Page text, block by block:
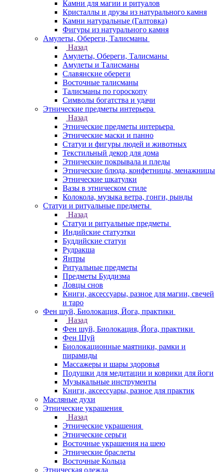
Камни для магии и ритуалов
Кристаллы и друзы из натурального камня
Камни натуральные (Галтовка)
Фигуры из натурального камня
Амулеты, Обереги, Талисманы
Назад
Амулеты, Обереги, Талисманы
Амулеты и Талисманы
Славянские обереги
Восточные талисманы
Талисманы по гороскопу
Символы богатства и удачи
Этнические предметы интерьера
Назад
Этнические предметы интерьера
Этнические маски и панно
Статуи и фигуры людей и животных
Текстильный декор для дома
Этнические покрывала и пледы
Этнические блюда, конфетницы, менажницы
Этнические шкатулки
Вазы в этническом стиле
Колокола, музыка ветра, гонги, рынды
Статуи и ритуальные предметы
Назад
Статуи и ритуальные предметы
Индийские статуэтки
Буддийские статуи
Рудракша
Янтры
Ритуальные предметы
Предметы Буддизма
Ловцы снов
Книги, аксессуары, разное для магии, свечей
и таро
Фен шуй, Биолокация, Йога, практики
Назад
Фен шуй, Биолокация, Йога, практики
Фен Шуй
Биолокационные маятники, рамки и
пирамиды
Массажеры и шары здоровья
Подушки для медитации и коврики для йоги
Музыкальные инструменты
Книги, аксессуары, разное для практик
Масляные духи
Этнические украшения
Назад
Этнические украшения
Этнические серьги
Восточные украшения на шею
Этнические браслеты
Восточные Кольца
Этническая одежда